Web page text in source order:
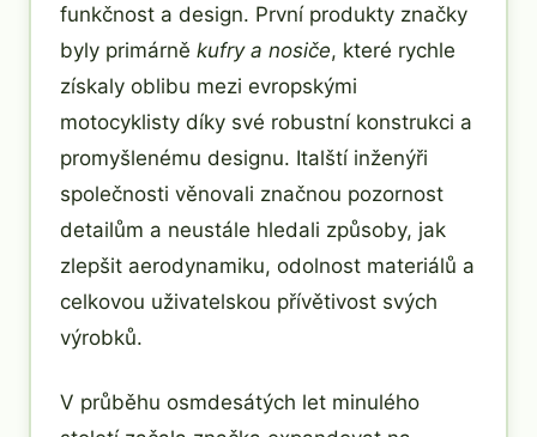
funkčnost a design. První produkty značky
byly primárně kufry a nosiče, které rychle
získaly oblibu mezi evropskými
motocyklisty díky své robustní konstrukci a
promyšlenému designu. Italští inženýři
společnosti věnovali značnou pozornost
detailům a neustále hledali způsoby, jak
zlepšit aerodynamiku, odolnost materiálů a
celkovou uživatelskou přívětivost svých
výrobků.
V průběhu osmdesátých let minulého